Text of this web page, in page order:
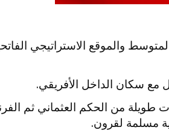
والموقع الاستراتيجي
مع سكان الداخل الأفريقي.
طويلة من الحكم العثماني ثم
مسلمة لقرون.